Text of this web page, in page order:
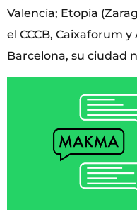
Valencia; Etopia
el CCCB, Caixaforum
Barcelona, su ciudad